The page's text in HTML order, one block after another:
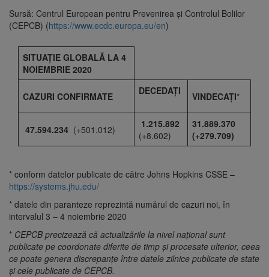
Sursă: Centrul European pentru Prevenirea și Controlul Bolilor
(CEPCB) (https://www.ecdc.europa.eu/en)
SITUAȚIE GLOBALĂ LA 4
NOIEMBRIE 2020
CAZURI CONFIRMATE DECEDAȚI VINDECAȚI*
47.594.234 (+501.012)
1.215.892
(+8.602)
31.889.370
(+279.709)
* conform datelor publicate de către Johns Hopkins CSSE –
https://systems.jhu.edu/
* datele din paranteze reprezintă numărul de cazuri noi, în
intervalul 3 – 4 noiembrie 2020
* CEPCB precizează că actualizările la nivel național sunt
publicate pe coordonate diferite de timp și procesate ulterior, ceea
ce poate genera discrepanțe între datele zilnice publicate de state
și cele publicate de CEPCB.